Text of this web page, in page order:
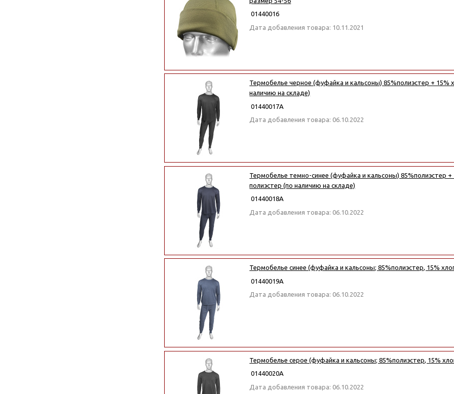
01440016
Дата добавления товара: 10.11.2021
Термобелье черное (фуфайка и кальсоны) 85%полиэстер + 15%
наличию на складе)
01440017А
Дата добавления товара: 06.10.2022
Термобелье темно-синее (фуфайка и кальсоны) 85%полиэстер +
полиэстер (по наличию на складе)
01440018А
Дата добавления товара: 06.10.2022
Термобелье синее (фуфайка и кальсоны; 85%полиэстер, 15%
01440019А
Дата добавления товара: 06.10.2022
Термобелье серое (фуфайка и кальсоны; 85%полиэстер, 15%
01440020А
Дата добавления товара: 06.10.2022